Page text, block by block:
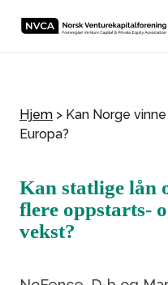
Hjem > Kan Norge
Europa?